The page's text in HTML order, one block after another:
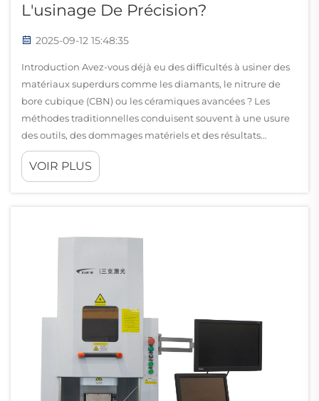
L'usinage De Précision?
2025-09-12 15:48:35
Introduction Avez-vous déjà eu des difficultés à usiner des
matériaux superdurs comme les diamants, le nitrure de
bore cubique (CBN) ou les céramiques avancées ? Les
méthodes traditionnelles conduisent souvent à une usure
des outils, des dommages matériels et des résultats
inconstants. L'émergence de la...
VOIR PLUS